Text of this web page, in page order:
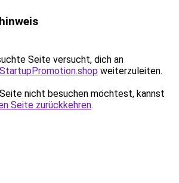
Seite versucht, dich an
weiterzuleiten.
nicht besuchen möchtest, kannst
Seite zurückkehren.